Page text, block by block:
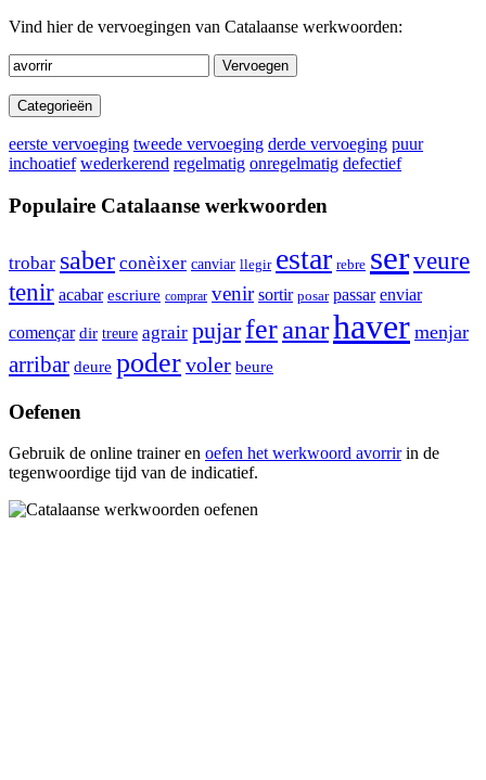
Vind hier de vervoegingen van Catalaanse werkwoorden:
Vervoegen
Categorieën
eerste vervoeging tweede vervoeging derde vervoeging puur
inchoatief wederkerend regelmatig onregelmatig defectief
Populaire Catalaanse werkwoorden
trobar saber conèixer canviar llegir estar rebre serveure
tenir acabar escriure comprar venir sortir posar passar enviar
començar dir treure agrair pujarferanarhaver menjar
arribar deure podervoler beure
Oefenen
Gebruik de online trainer en oefen het werkwoord avorririn de
tegenwoordige tijd van de indicatief.